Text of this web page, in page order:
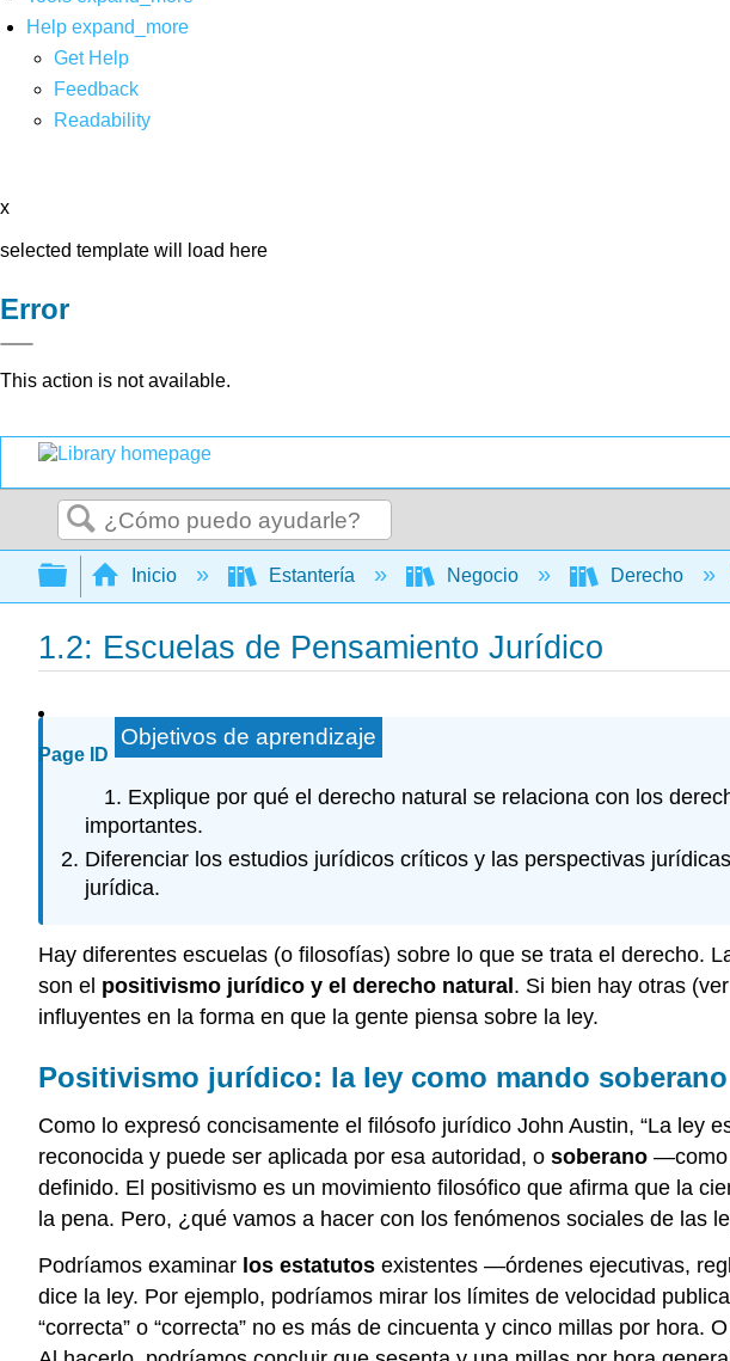
Help expand_more
Get Help
Feedback
Readability
x
selected template will load here
Error
This action is not available.
Buscar
Expandir/contraer jerarquía global
Inicio Estantería Negocio Derecho
1.2: Escuelas de Pensamiento Jurídico
Page ID
Objetivos de aprendizaje
Explique por qué el derecho natural se relaciona con los
importantes.
Diferenciar los estudios jurídicos críticos y las perspectivas
jurídica.
Hay diferentes escuelas (o filosofías) sobre lo que se trata el derecho.
son el positivismo jurídico y el derecho natural . Si bien hay otras
influyentes en la forma en que la gente piensa sobre la ley.
Positivismo jurídico: la ley como mando soberano
Como lo expresó concisamente el filósofo jurídico John Austin, “La ley
reconocida y puede ser aplicada por esa autoridad, o soberano —como
definido. El positivismo es un movimiento filosófico que afirma que la
la pena. Pero, ¿qué vamos a hacer con los fenómenos sociales de las
Podríamos examinar los estatutos existentes —órdenes ejecutivas,
dice la ley. Por ejemplo, podríamos mirar los límites de velocidad
“correcta” o “correcta” no es más de cincuenta y cinco millas por